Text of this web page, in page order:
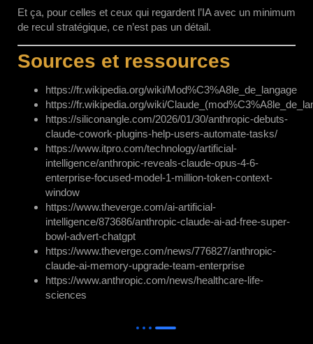
Et ça, pour celles et ceux qui regardent l’IA avec un minimum
de recul stratégique, ce n’est pas un détail.
Sources et ressources
https://fr.wikipedia.org/wiki/Mod%C3%A8le_de_langage
https://fr.wikipedia.org/wiki/
https://siliconangle.com/2026/01/30/anthropic-debuts-
claude-cowork-plugins-help-users-automate-tasks/
https://www.itpro.com/technology/artificial-
intelligence/anthropic-reveals-claude-opus-4-6-
enterprise-focused-model-1-million-token-context-
window
https://www.theverge.com/ai-artificial-
intelligence/873686/anthropic-claude-ai-ad-free-super-
bowl-advert-chatgpt
https://www.theverge.com/news/776827/anthropic-
claude-ai-memory-upgrade-team-enterprise
https://www.anthropic.com/news/healthcare-life-
sciences